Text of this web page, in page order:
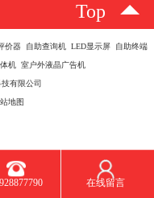
Top
价器 自助查询机 LED显示屏 自助终端
机 室户外液晶广告机
有限公司
地图
在线留言